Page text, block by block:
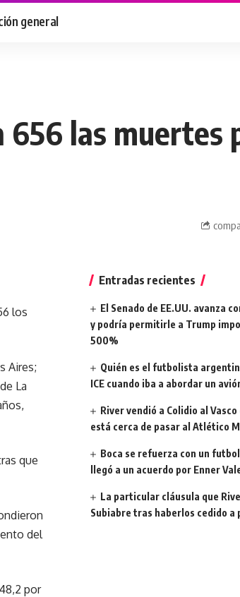
general
656 las muertes
los
Aires;
La
que
del
por
Entradas recientes
El Senado de EE.UU. avanza
y podría permitirle a Trump
500%
Quién es el futbolista
ICE cuando iba a abordar un
River vendió a Colidio al
está cerca de pasar al Atlético
Boca se refuerza con un
llegó a un acuerdo por Enner
La particular cláusula que
Subiabre tras haberlos cedido a